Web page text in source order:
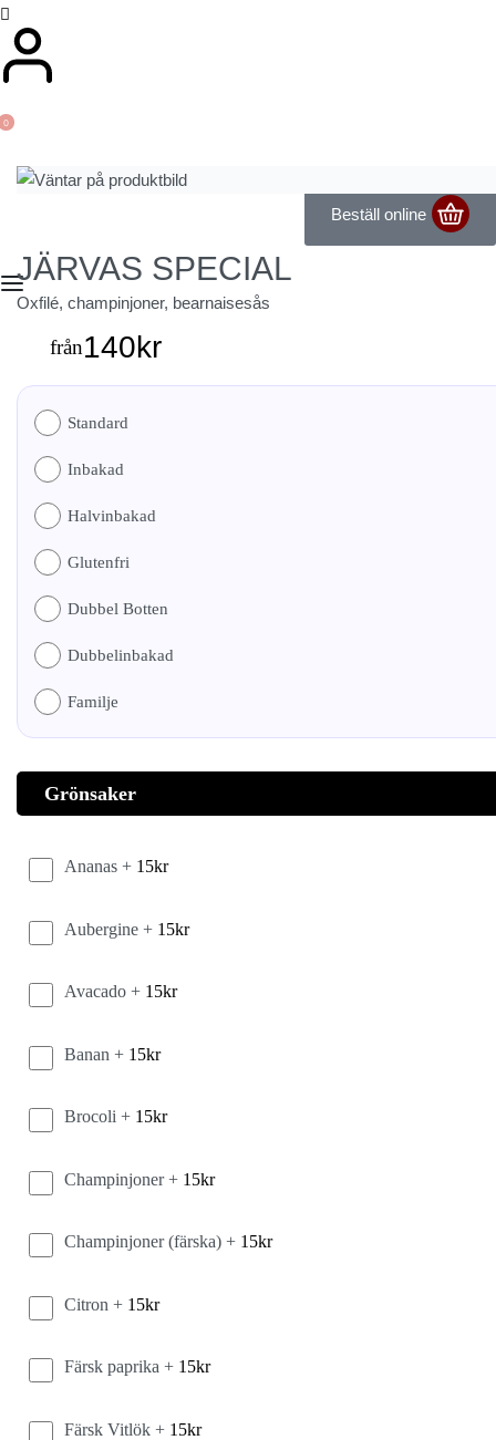
0
Beställ online
JÄRVAS SPECIAL
Oxfilé, champinjoner, bearnaisesås
från140kr
Standard
Inbakad
Halvinbakad
Glutenfri
Dubbel Botten
Dubbelinbakad
Familje
Grönsaker
Ananas + 15kr
Aubergine + 15kr
Avacado + 15kr
Banan + 15kr
Brocoli + 15kr
Champinjoner + 15kr
Champinjoner (färska) + 15kr
Citron + 15kr
Färsk paprika + 15kr
Färsk Vitlök + 15kr